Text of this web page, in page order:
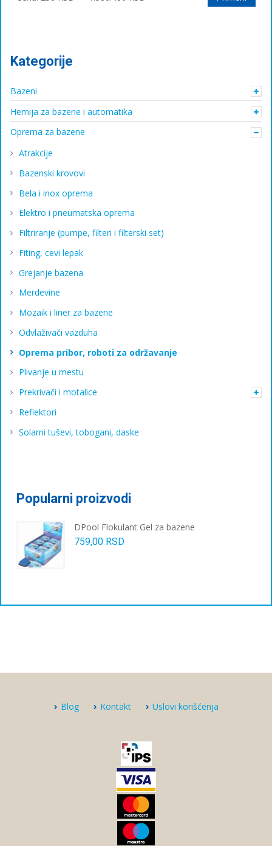
Kategorije
Bazeni
Hemija za bazene i automatika
Oprema za bazene
Atrakcije
Bazenski krovovi
Bela i inox oprema
Elektro i pneumatska oprema
Filtriranje (pumpe, filteri i filterski set)
Fiting, cevi lepak
Grejanje bazena
Merdevine
Mozaik i liner za bazene
Odvlaživači vazduha
Oprema pribor, roboti za održavanje
Plivanje u mestu
Prekrivači i motalice
Reflektori
Solarni tuševi, tobogani, daske
Popularni proizvodi
DPool Flokulant Gel za bazene
759,00 RSD
Blog Kontakt Uslovi korišćenja